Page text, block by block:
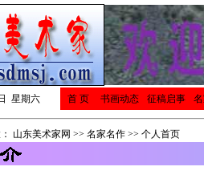
星期六 首 页 书画动态 征稿启事
山东美术家网 >> 名家名作 >> 个人首页